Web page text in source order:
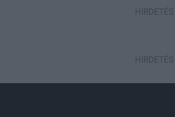
HIRDETÉS
HIRDETÉS